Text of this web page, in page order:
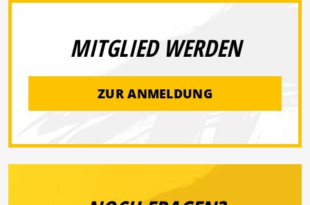
MITGLIED WERDEN
ZUR ANMELDUNG